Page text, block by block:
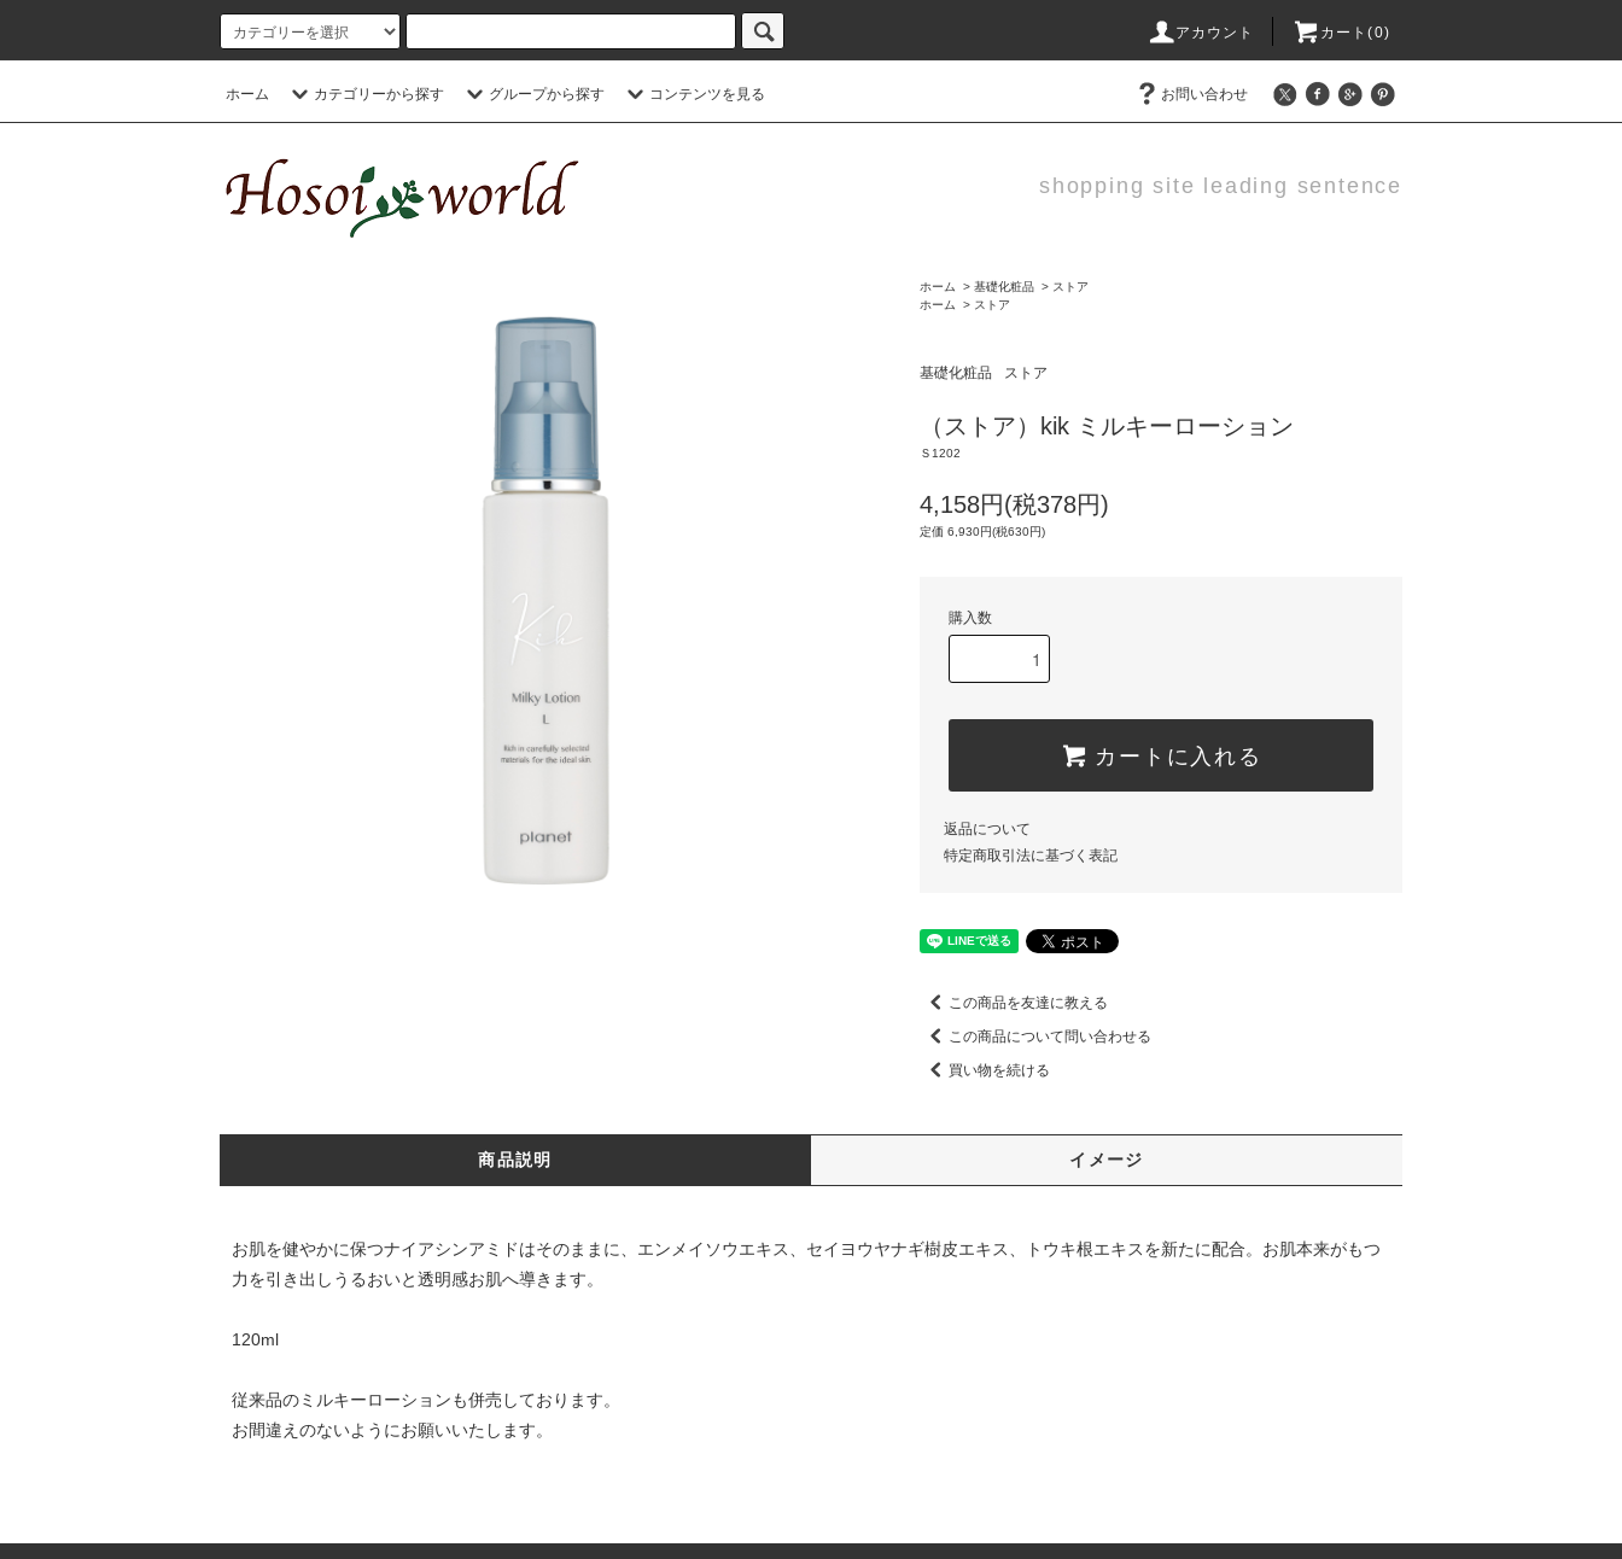
アカウント カート(0)
ホーム カテゴリーから探す グループから探す コンテンツを見る お問い合わせ
shopping site leading sentence
ホーム > 基礎化粧品 > ストア
ホーム
> ストア
基礎化粧品 ストア
（ストア）kik ミルキーローション
Ｓ1202
4,158円(税378円)
定価 6,930円(税630円)
購入数
カートに入れる
返品について
特定商取引法に基づく表記
この商品を友達に教える
この商品について問い合わせる
買い物を続ける
商品説明 イメージ
お肌を健やかに保つナイアシンアミドはそのままに、エンメイソウエキス、セイヨウヤナギ樹皮エキス、トウキ根エキスを新たに配合。お肌本来がもつ
力を引き出しうるおいと透明感お肌へ導きます。
120ml
従来品のミルキーローションも併売しております。
お間違えのないようにお願いいたします。